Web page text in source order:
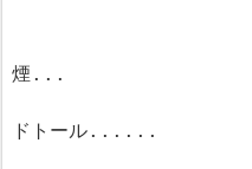
煙...
ドトール......